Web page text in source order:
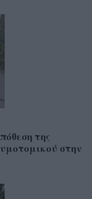
της
στην